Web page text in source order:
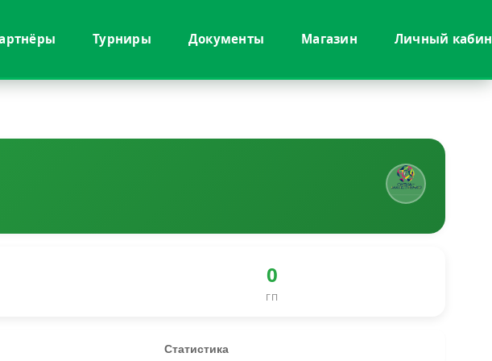
Турниры Документы Магазин Личный
0
ГП
Статистика